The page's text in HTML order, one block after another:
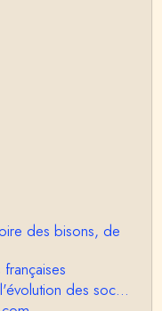
au Collège de
m'a fai…
www.lahuttedescl
primitive.html
! "la xénophobi
po…
division sexuelle du t
est spectac…
des bisons, de
des soc...